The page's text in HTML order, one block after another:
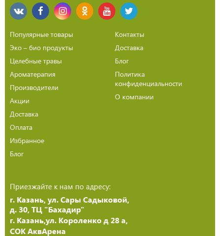
Популярные товары
Эко – био продукты
Целебные травы
Ароматерапия
Производители
Акции
Доставка
Оплата
Избранное
Блог
Контакты
Доставка
Блог
Политика
конфиденциальности
О компании
Приезжайте к нам по адресу:
г. Казань, ул. Сары Садыковой,
д. 30, ТЦ "Бахадир"
г. Казань,ул. Короленко д 28 а,
СОК АквАрена